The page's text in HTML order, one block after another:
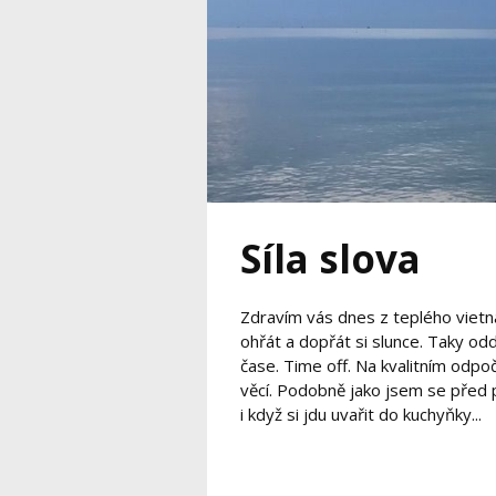
Síla slova
Zdravím vás dnes z teplého
ohřát a dopřát si slunce. Taky
čase. Time off. Na kvalitním
věcí. Podobně jako jsem se před
i když si jdu uvařit do kuchyňky...